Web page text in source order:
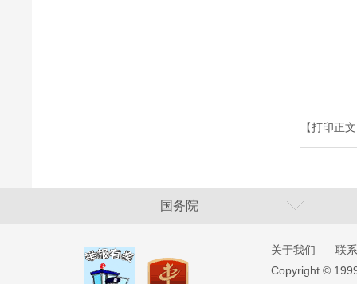
【打印正
国务院
关于我们
联
Copyright ©️